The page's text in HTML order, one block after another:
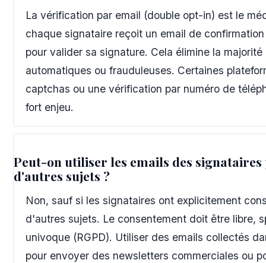
La vérification par email (double opt-in) est le
chaque signataire reçoit un email de
pour valider sa signature. Cela élimine la
automatiques ou frauduleuses. Certaines
captchas ou une vérification par numéro de
fort enjeu.
Peut-on utiliser les emails des
d'autres sujets ?
Non, sauf si les signataires ont explicitement
d'autres sujets. Le consentement doit être libre,
univoque (RGPD). Utiliser des emails collectés
pour envoyer des newsletters commerciales ou